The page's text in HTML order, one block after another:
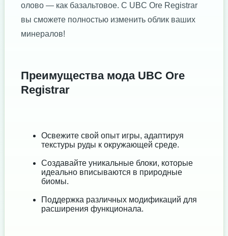
олово — как базальтовое. С UBC Ore Registrar
вы сможете полностью изменить облик ваших
минералов!
Преимущества мода UBC Ore
Registrar
Освежите свой опыт игры, адаптируя
текстуры руды к окружающей среде.
Создавайте уникальные блоки, которые
идеально вписываются в природные
биомы.
Поддержка различных модификаций для
расширения функционала.